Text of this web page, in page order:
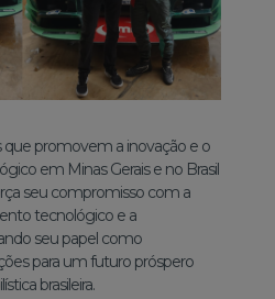
que promovem a inovação e o
em Minas Gerais e no Brasil
seu compromisso com a
tecnológico e a
seu papel como
para um futuro próspero
brasileira.